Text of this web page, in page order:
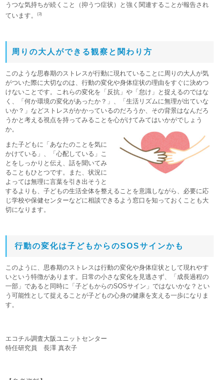
うつな気持ちが続くこと（抑うつ症状）と強く関連することが報告され
ています。(3)
周りの大人ができる観察と関わり方
このような思春期のストレスが行動に現れていることに周りの大人が気
がついた際に大切なのは、行動の変化や身体症状の理由をすぐに決めつ
けないことです。これらの変化を「反抗」や「怠け」と捉えるのではな
く、「何か環境の変化があったか？」、「生活リズムに無理が出ていな
いか？」などストレスがかかっているのだろうか、その背景はなんだろ
うかと考える視点を持ってみることを心がけてみてはいかがでしょう
か。
また子どもに「あなたのことを気に
かけている」、「心配している」こ
とをしっかりと伝え、話を聞いてみ
ることもひとつです。また、状況に
よっては無理に言葉を引き出そうと
するよりも、子どもの生活全体を整えることを意識しながら、必要に応
じ学校や保健センターなどに相談できるよう窓口を知っておくことも大
切になります。
行動の変化は子どもからのSOSサインかも
このように、思春期のストレスは行動の変化や身体症状として現れやす
いという特徴があります。日常の小さな変化を見逃さず、「成長過程の
一部」であると同時に「子どもからのSOSサイン」ではないかな？とい
う可能性として捉えることが子どもの心身の健康を支える一歩になりま
す。
エコチル調査大阪ユニットセンター
特任研究員 長澤 真衣子